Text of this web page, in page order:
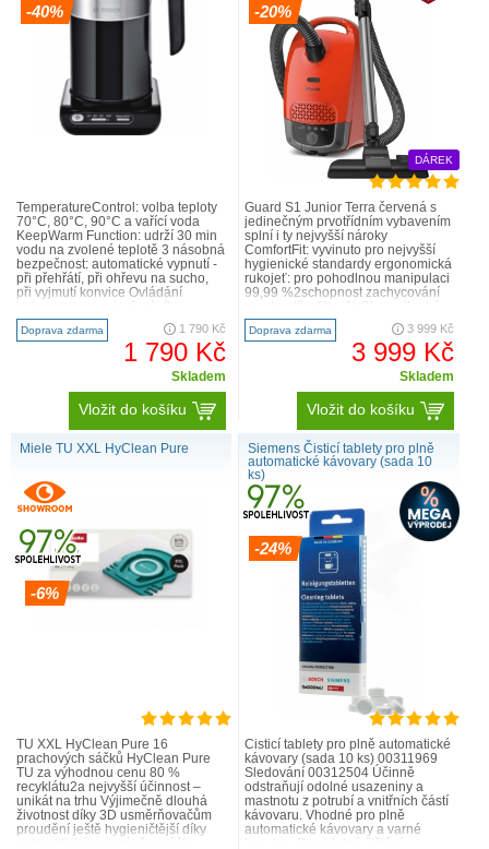
-40%
TemperatureControl: volba teploty
70°C, 80°C, 90°C a vařící voda
KeepWarm Function: udrží 30 min
vodu na zvolené teplotě 3 násobná
bezpečnost: automatické vypnutí -
při přehřátí, při ohřevu na sucho,
při vyjmutí konvice Ovládání
zmáčknutím tlačítka..
Doprava zdarma 1 790 Kč
1 790 Kč
Skladem
Vložit do košíku
-20%
DÁREK
Guard S1 Junior Terra červená s
jedinečným prvotřídním vybavením
splní i ty nejvyšší nároky
ComfortFit: vyvinuto pro nejvyšší
hygienické standardy ergonomická
rukojeť: pro pohodlnou manipulaci
99,99 %2schopnost zachycování
životnost: test..
Doprava zdarma 3 999 Kč
3 999 Kč
Skladem
Vložit do košíku
Miele TU XXL HyClean Pure
-6%
TU XXL HyClean Pure 16
prachových sáčků HyClean Pure
TU za výhodnou cenu 80 %
recyklátu2a nejvyšší účinnost –
unikát na trhu Výjimečně dlouhá
životnost díky 3D usměrňovačům
proudění ještě hygieničtější díky
Siemens Čisticí tablety pro plně
automatické kávovary (sada 10
ks)
-24%
Čisticí tablety pro plně automatické
kávovary (sada 10 ks) 00311969
Sledování 00312504 Účinně
odstraňují odolné usazeniny a
mastnotu z potrubí a vnitřních částí
kávovaru. Vhodné pro plně
automatické kávovary a varné